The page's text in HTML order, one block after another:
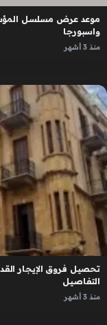
واسبورجا
منذ 3 أشهر
تحصيل فروق الإيجار
التفاصيل
منذ 3 أشهر